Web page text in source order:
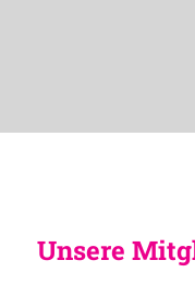
Unsere